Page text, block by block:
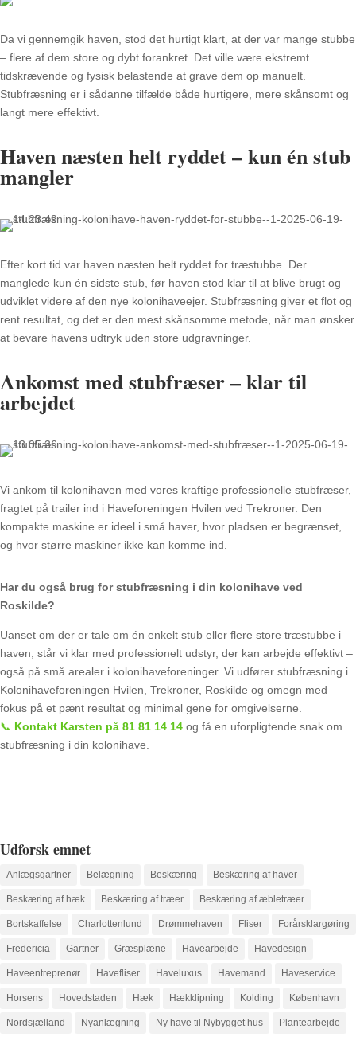
Da vi gennemgik haven, stod det hurtigt klart, at der var mange stubbe
– flere af dem store og dybt forankret. Det ville være ekstremt
tidskrævende og fysisk belastende at grave dem op manuelt.
Stubfræsning er i sådanne tilfælde både hurtigere, mere skånsomt og
langt mere effektivt.
Haven næsten helt ryddet – kun én stub
mangler
Efter kort tid var haven næsten helt ryddet for træstubbe. Der
manglede kun én sidste stub, før haven stod klar til at blive brugt og
udviklet videre af den nye kolonihaveejer. Stubfræsning giver et flot og
rent resultat, og det er den mest skånsomme metode, når man ønsker
at bevare havens udtryk uden store udgravninger.
Ankomst med stubfræser – klar til
arbejdet
Vi ankom til kolonihaven med vores kraftige professionelle stubfræser,
fragtet på trailer ind i Haveforeningen Hvilen ved Trekroner. Den
kompakte maskine er ideel i små haver, hvor pladsen er begrænset,
og hvor større maskiner ikke kan komme ind.
Har du også brug for stubfræsning i din kolonihave ved
Roskilde?
Uanset om der er tale om én enkelt stub eller flere store træstubbe i
haven, står vi klar med professionelt udstyr, der kan arbejde effektivt –
også på små arealer i kolonihaveforeninger. Vi udfører stubfræsning i
Kolonihaveforeningen Hvilen, Trekroner, Roskilde og omegn med
fokus på et pænt resultat og minimal gene for omgivelserne.
📞 Kontakt Karsten på 81 81 14 14 og få en uforpligtende snak om
stubfræsning i din kolonihave.
Udforsk emnet
Anlægsgartner Belægning Beskæring Beskæring af haver
Beskæring af hæk Beskæring af træer Beskæring af æbletræer
Bortskaffelse Charlottenlund Drømmehaven Fliser Forårsklargøring
Fredericia Gartner Græsplæne Havearbejde Havedesign
Haveentreprenør Havefliser Haveluxus Havemand Haveservice
Horsens Hovedstaden Hæk Hækklipning Kolding København
Nordsjælland Nyanlægning Ny have til Nybygget hus Plantearbejde